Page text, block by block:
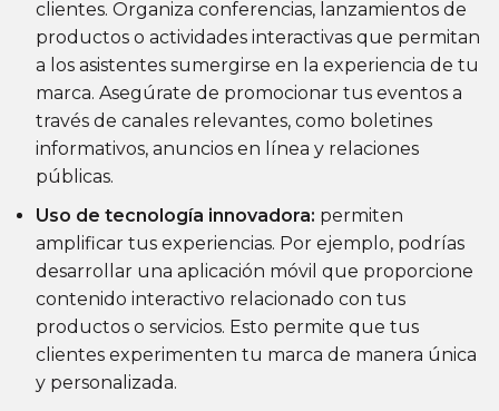
clientes. Organiza conferencias, lanzamientos de
productos o actividades interactivas que permitan
a los asistentes sumergirse en la experiencia de tu
marca. Asegúrate de promocionar tus eventos a
través de canales relevantes, como boletines
informativos, anuncios en línea y relaciones
públicas.
Uso de tecnología innovadora: permiten
amplificar tus experiencias. Por ejemplo, podrías
desarrollar una aplicación móvil que proporcione
contenido interactivo relacionado con tus
productos o servicios. Esto permite que tus
clientes experimenten tu marca de manera única
y personalizada.